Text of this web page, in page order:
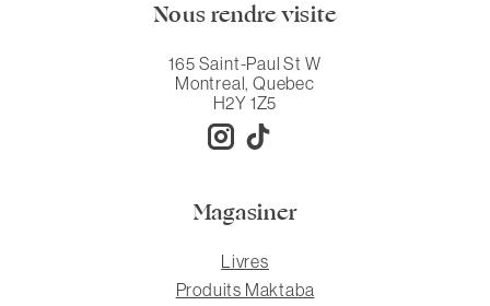
Nous rendre visite
165 Saint-Paul St W
Montreal, Quebec
H2Y 1Z5
Magasiner
Livres
Produits Maktaba